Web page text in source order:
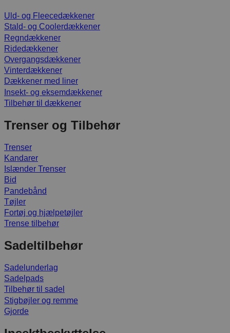
Uld- og Fleecedækkener
Stald- og Coolerdækkener
Regndækkener
Ridedækkener
Overgangsdækkener
Vinterdækkener
Dækkener med liner
Insekt- og eksemdækkener
Tilbehør til dækkener
Trenser og Tilbehør
Trenser
Kandarer
Islænder Trenser
Bid
Pandebånd
Tøjler
Fortøj og hjælpetøjler
Trense tilbehør
Sadeltilbehør
Sadelunderlag
Sadelpads
Tilbehør til sadel
Stigbøjler og remme
Gjorde